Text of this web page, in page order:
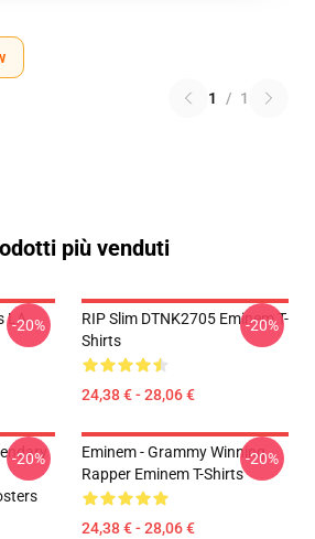
1 / 1
più venduti
LA
-20%
RIP Slim DTNK2705 Eminem T-
Shirts
24,38 € - 28,06 €
-20%
-20%
Eminem - Grammy Winning
Rapper Eminem T-Shirts
24,38 € - 28,06 €
-20%